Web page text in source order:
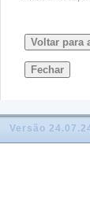
Voltar para
Fechar
Versão